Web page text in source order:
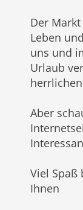
Der
Leben
uns und
Urlaub
Aber
Viel
Ihnen